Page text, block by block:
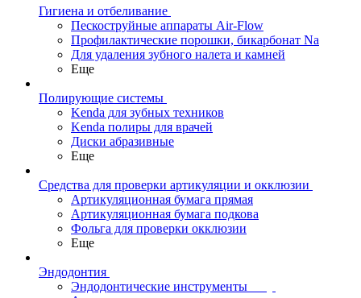
Гигиена и отбеливание
Пескоструйные аппараты Air-Flow
Профилактические порошки, бикарбонат Na
Для удаления зубного налета и камней
Еще
Полирующие системы
Kenda для зубных техников
Kenda полиры для врачей
Диски абразивные
Еще
Средства для проверки артикуляции и окклюзии
Артикуляционная бумага прямая
Артикуляционная бумага подкова
Фольга для проверки окклюзии
Еще
Эндодонтия
Эндодонтические инструменты